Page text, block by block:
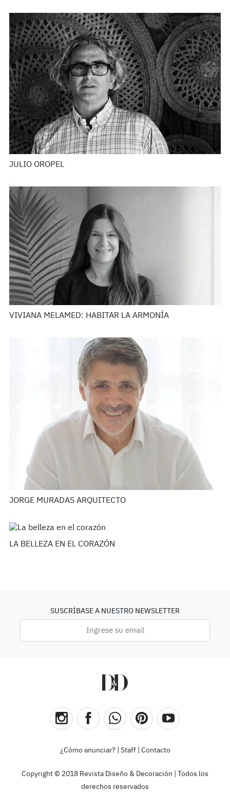
JULIO OROPEL
VIVIANA MELAMED: HABITAR LA ARMONÍA
JORGE MURADAS ARQUITECTO
LA BELLEZA EN EL CORAZÓN
SUSCRÍBASE A NUESTRO NEWSLETTER
¿Cómo anunciar? Staff| Contacto
Copyright © 2018 Revista Diseño & Decoración | Todos los
derechos reservados